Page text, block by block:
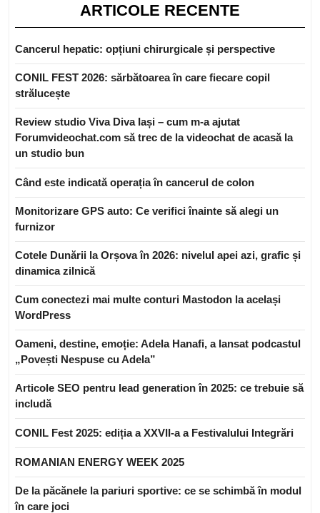
ARTICOLE RECENTE
Cancerul hepatic: opțiuni chirurgicale și perspective
CONIL FEST 2026: sărbătoarea în care fiecare copil
strălucește
Review studio Viva Diva Iași – cum m-a ajutat
Forumvideochat.com să trec de la videochat de acasă la
un studio bun
Când este indicată operația în cancerul de colon
Monitorizare GPS auto: Ce verifici înainte să alegi un
furnizor
Cotele Dunării la Orșova în 2026: nivelul apei azi, grafic și
dinamica zilnică
Cum conectezi mai multe conturi Mastodon la același
WordPress
Oameni, destine, emoție: Adela Hanafi, a lansat podcastul
„Povești Nespuse cu Adela”
Articole SEO pentru lead generation în 2025: ce trebuie să
includă
CONIL Fest 2025: ediția a XXVII-a a Festivalului Integrări
ROMANIAN ENERGY WEEK 2025
De la păcănele la pariuri sportive: ce se schimbă în modul
în care joci